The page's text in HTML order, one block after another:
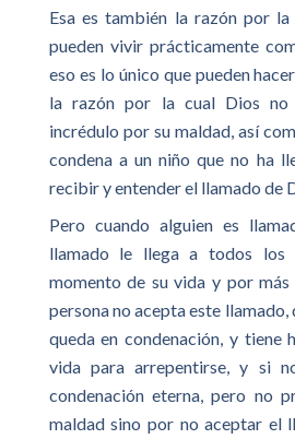
Esa es también la razón por
pueden vivir prácticamente
eso es lo único que pueden
la razón por la cual Dios no
incrédulo por su maldad, así
condena a un niño que no ha
recibir y entender el llamado de
Pero cuando alguien es
llamado le llega a todos los
momento de su vida y por más
persona no acepta este llamado,
queda en condenación, y tiene
vida para arrepentirse, y si
condenación eterna, pero no
maldad sino por no aceptar el